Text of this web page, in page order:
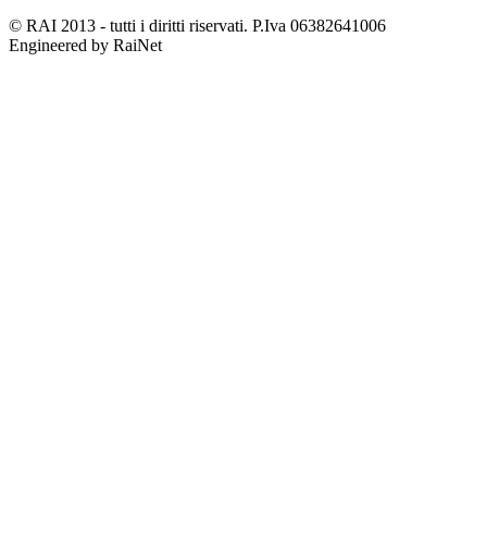
© RAI 2013 - tutti i diritti riservati. P.Iva 06382641006
Engineered by RaiNet